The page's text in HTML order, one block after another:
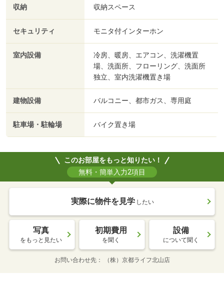
収納 収納スペース
セキュリティ モニタ付インターホン
室内設備
冷房、暖房、エアコン、洗濯機置
場、洗面所、フローリング、洗面所
独立、室内洗濯機置き場
建物設備 バルコニー、都市ガス、専用庭
駐車場・駐輪場 バイク置き場
このお部屋をもっと知りたい！
無料・簡単入力2項目
実際に物件を見学 したい
写真
をもっと見たい
初期費用
を聞く
設備
について聞く
お問い合わせ先 （株）京都ライフ北山店